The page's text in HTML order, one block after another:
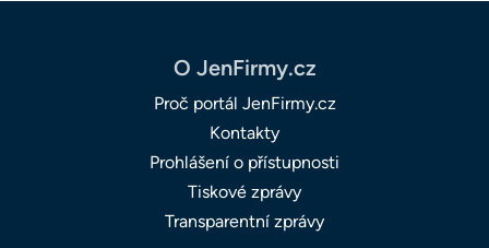
O JenFirmy.cz
Proč portál JenFirmy.cz
Kontakty
Prohlášení o přístupnosti
Tiskové zprávy
Transparentní zprávy